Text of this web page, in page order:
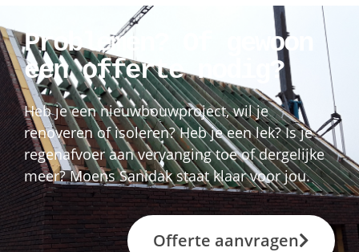
Problemen? Of gewoon
een offerte nodig?
Heb je een nieuwbouwproject, wil je
renoveren of isoleren? Heb je een lek? Is je
regenafvoer aan vervanging toe of dergelijke
meer? Moens Sanidak staat klaar voor jou.
Offerte aanvragen